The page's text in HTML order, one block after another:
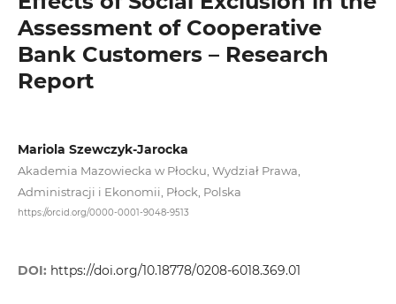
Assessment of Cooperative
Bank Customers – Research
Report
Mariola Szewczyk-Jarocka
Akademia Mazowiecka w Płocku, Wydział Prawa,
Administracji i Ekonomii, Płock, Polska
https://orcid.org/0000-0001-9048-9513
DOI: https://doi.org/10.18778/0208-6018.369.01